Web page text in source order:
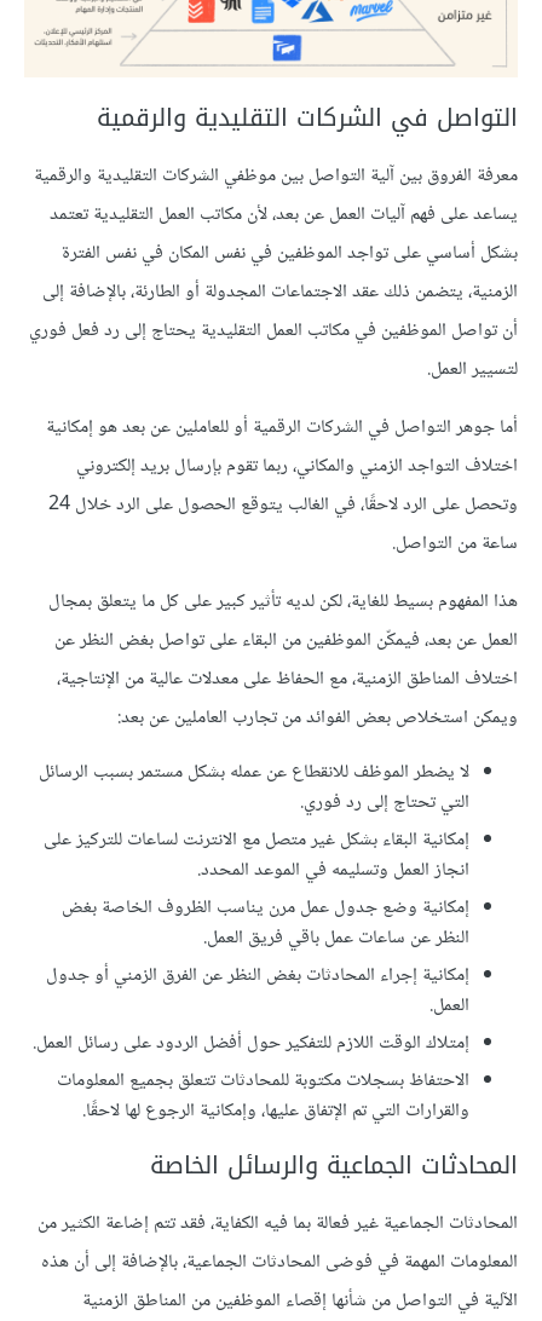
التواصل في الشركات التقليدية والرقمية
معرفة الفروق بين آلية التواصل بين موظفي الشركات التقليدية والرقمية
يساعد على فهم آليات العمل عن بعد، لأن مكاتب العمل التقليدية تعتمد
بشكل أساسي على تواجد الموظفين في نفس المكان في نفس الفترة
الزمنية، يتضمن ذلك عقد الاجتماعات المجدولة أو الطارئة، بالإضافة إلى
أن تواصل الموظفين في مكاتب العمل التقليدية يحتاج إلى رد فعل فوري
لتسيير العمل.
أما جوهر التواصل في الشركات الرقمية أو للعاملين عن بعد هو إمكانية
اختلاف التواجد الزمني والمكاني، ربما تقوم بإرسال بريد إلكتروني
وتحصل على الرد لاحقًا، في الغالب يتوقع الحصول على الرد خلال 24
ساعة من التواصل.
هذا المفهوم بسيط للغاية، لكن لديه تأثير كبير على كل ما يتعلق بمجال
العمل عن بعد، فيمكّن الموظفين من البقاء على تواصل بغض النظر عن
اختلاف المناطق الزمنية، مع الحفاظ على معدلات عالية من الإنتاجية،
ويمكن استخلاص بعض الفوائد من تجارب العاملين عن بعد:
لا يضطر الموظف للانقطاع عن عمله بشكل مستمر بسبب الرسائل
التي تحتاج إلى رد فوري.
إمكانية البقاء بشكل غير متصل مع الانترنت لساعات للتركيز على
انجاز العمل وتسليمه في الموعد المحدد.
إمكانية وضع جدول عمل مرن يناسب الظروف الخاصة بغض
النظر عن ساعات عمل باقي فريق العمل.
إمكانية إجراء المحادثات بغض النظر عن الفرق الزمني أو جدول
العمل.
إمتلاك الوقت اللازم للتفكير حول أفضل الردود على رسائل العمل.
الاحتفاظ بسجلات مكتوبة للمحادثات تتعلق بجميع المعلومات
والقرارات التي تم الإتفاق عليها، وإمكانية الرجوع لها لاحقًا.
المحادثات الجماعية والرسائل الخاصة
المحادثات الجماعية غير فعالة بما فيه الكفاية، فقد تتم إضاعة الكثير من
المعلومات المهمة في فوضى المحادثات الجماعية، بالإضافة إلى أن هذه
الآلية في التواصل من شأنها إقصاء الموظفين من المناطق الزمنية